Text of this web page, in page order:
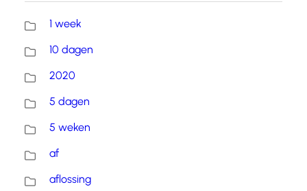
1 week
10 dagen
2020
5 dagen
5 weken
af
aflossing